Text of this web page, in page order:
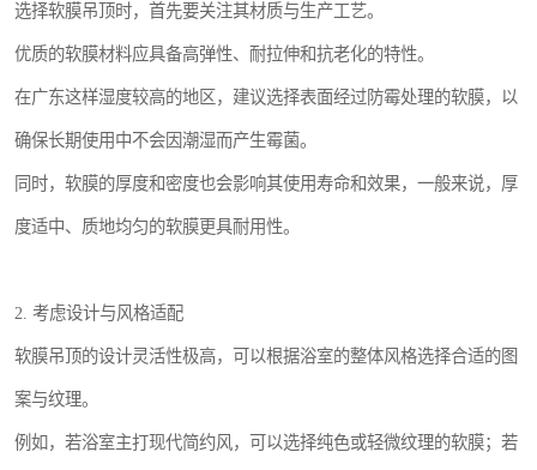
选择软膜吊顶时，首先要关注其材质与生产工艺。
优质的软膜材料应具备高弹性、耐拉伸和抗老化的特性。
在广东这样湿度较高的地区，建议选择表面经过防霉处理的软膜，以
确保长期使用中不会因潮湿而产生霉菌。
同时，软膜的厚度和密度也会影响其使用寿命和效果，一般来说，厚
度适中、质地均匀的软膜更具耐用性。
2. 考虑设计与风格适配
软膜吊顶的设计灵活性极高，可以根据浴室的整体风格选择合适的图
案与纹理。
例如，若浴室主打现代简约风，可以选择纯色或轻微纹理的软膜；若